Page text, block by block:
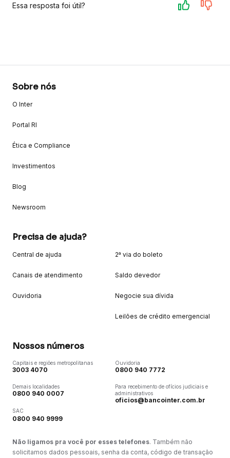
Essa resposta foi útil?
Sobre nós
O Inter
Portal RI
Ética e Compliance
Investimentos
Blog
Newsroom
Precisa de ajuda?
Central de ajuda
Canais de atendimento
Ouvidoria
2ª via do boleto
Saldo devedor
Negocie sua dívida
Leilões de crédito emergencial
Nossos números
Capitais e regiões metropolitanas
3003 4070
Demais localidades
0800 940 0007
SAC
0800 940 9999
Ouvidoria
0800 940 7772
Para recebimento de ofícios judiciais e
administrativos
oficios@bancointer.com.br
Não ligamos pra você por esses telefones. Também não
solicitamos dados pessoais, senha da conta, código de transação